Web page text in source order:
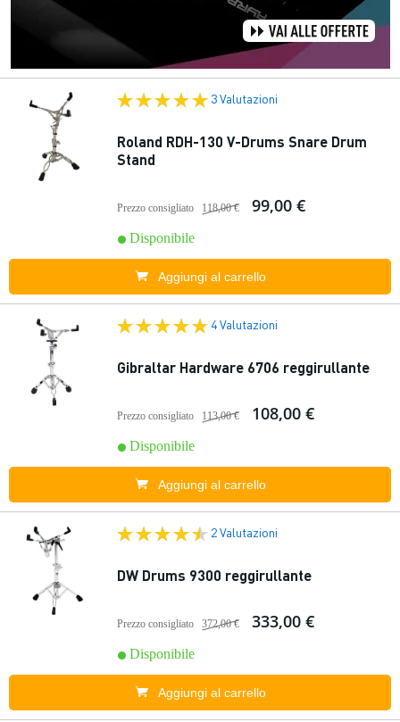
3 Valutazioni
Roland RDH-130 V-Drums Snare Drum
Stand
Prezzo consigliato 118,00 € 99,00 €
Disponibile
Aggiungi al carrello
4 Valutazioni
Gibraltar Hardware 6706 reggirullante
Prezzo consigliato 113,00 € 108,00 €
Disponibile
Aggiungi al carrello
2 Valutazioni
DW Drums 9300 reggirullante
Prezzo consigliato 372,00 € 333,00 €
Disponibile
Aggiungi al carrello